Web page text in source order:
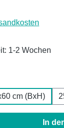
1-2 Wochen
cm (BxH)
den In